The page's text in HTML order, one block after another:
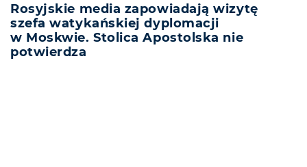
Rosyjskie media zapowiadają wizytę
szefa watykańskiej dyplomacji
w Moskwie. Stolica Apostolska nie
potwierdza